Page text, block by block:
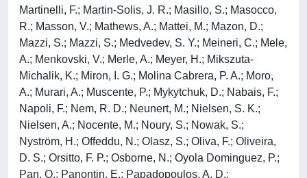
Martinelli, F.; Martin-Solis, J. R.; Masillo, S.; Masocco,
R.; Masson, V.; Mathews, A.; Mattei, M.; Mazon, D.;
Mazzi, S.; Mazzi, S.; Medvedev, S. Y.; Meineri, C.; Mele,
A.; Menkovski, V.; Merle, A.; Meyer, H.; Mikszuta-
Michalik, K.; Miron, I. G.; Molina Cabrera, P. A.; Moro,
A.; Murari, A.; Muscente, P.; Mykytchuk, D.; Nabais, F.;
Napoli, F.; Nem, R. D.; Neunert, M.; Nielsen, S. K.;
Nielsen, A.; Nocente, M.; Noury, S.; Nowak, S.;
Nyström, H.; Offeddu, N.; Olasz, S.; Oliva, F.; Oliveira,
D. S.; Orsitto, F. P.; Osborne, N.; Oyola Dominguez, P.;
Pan, O.; Panontin, E.; Papadopoulos, A. D.;